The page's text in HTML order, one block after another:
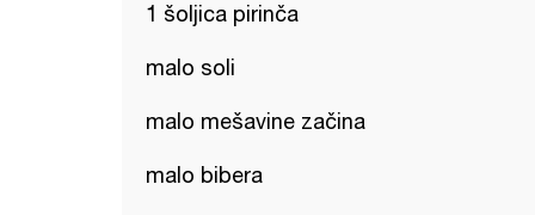
1 šoljica pirinča
malo soli
malo mešavine začina
malo bibera